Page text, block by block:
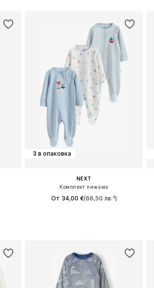
3 в опаковка
NEXT
Комплект пижама
От 34,00 €(66,50 лв.³)